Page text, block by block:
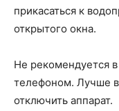
прикасаться к
открытого окна.
Не рекомендуется
телефоном. Лучше
отключить аппарат.